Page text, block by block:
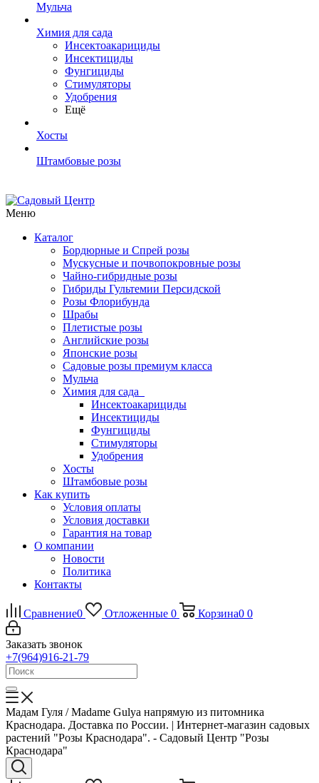
Мульча
Химия для сада
Инсектоакарициды
Инсектициды
Фунгициды
Стимуляторы
Удобрения
Ещё
Хосты
Штамбовые розы
Меню
Каталог
Бордюрные и Спрей розы
Мускусные и почвопокровные розы
Чайно-гибридные розы
Гибриды Гультемии Персидской
Розы Флорибунда
Шрабы
Плетистые розы
Английские розы
Японские розы
Садовые розы премиум класса
Мульча
Химия для сада
Инсектоакарициды
Инсектициды
Фунгициды
Стимуляторы
Удобрения
Хосты
Штамбовые розы
Как купить
Условия оплаты
Условия доставки
Гарантия на товар
О компании
Новости
Политика
Контакты
Сравнение0 Отложенные 0 Корзина0 0
Заказать звонок
+7(964)916-21-79
Мадам Гуля / Madame Gulya напрямую из питомника
Краснодара. Доставка по России. | Интернет-магазин садовых
растений "Розы Краснодара". - Садовый Центр "Розы
Краснодара"